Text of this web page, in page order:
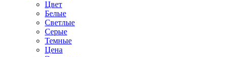
Цвет
Белые
Светлые
Серые
Темные
Цена